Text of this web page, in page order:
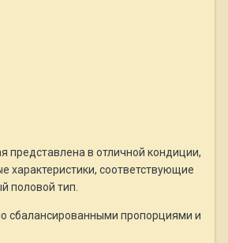
представлена в отличной кондиции,
характеристики, соответствующие
половой тип.
сбалансированными пропорциями и